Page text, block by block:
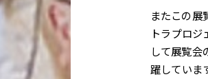
またこの展
トラプロ
して展覧
躍していま